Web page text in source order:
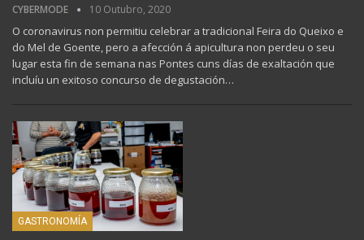
CYBERMODE 10 Outubro, 2020
O coronavirus non permitiu celebrar a tradicional Feira do Queixo e
do Mel de Goente, pero a afección á apicultura non perdeu o seu
lugar esta fin de semana nas Pontes cuns días de exaltación que
incluíu un exitoso concurso de degustación…
GASTRONOMÍA